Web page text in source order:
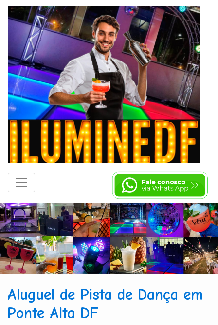
Aluguel de Pista de Dança em
Ponte Alta DF